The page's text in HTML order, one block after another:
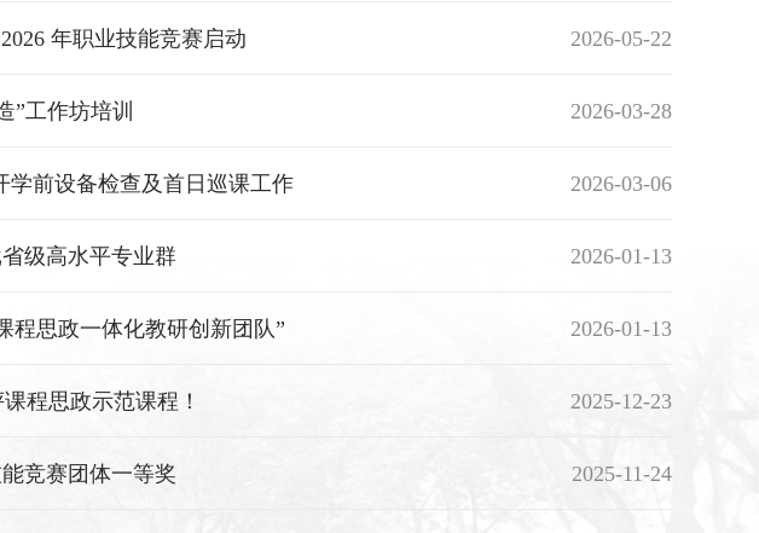
年职业技能竞赛启动 2026-05-22
”工作坊培训 2026-03-28
前设备检查及首日巡课工作 2026-03-06
级高水平专业群 2026-01-13
程思政一体化教研创新团队” 2026-01-13
程思政示范课程！ 2025-12-23
竞赛团体一等奖 2025-11-24